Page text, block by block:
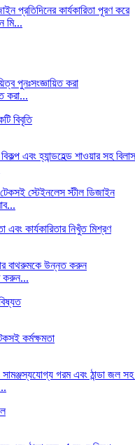
মি...
করা...
করুন...